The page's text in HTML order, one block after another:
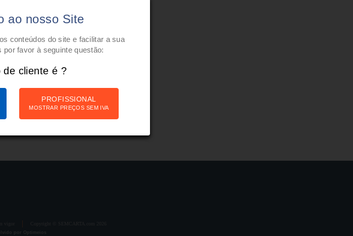
ao nosso Site
conteúdos do site e facilitar a sua
por favor à seguinte questão:
de cliente é ?
PROFISSIONAL
MOSTRAR PREÇOS SEM IVA
vigor Copyright © SEMCARTA.com 2026
por Optimeios